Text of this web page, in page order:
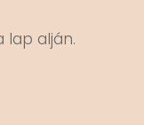
lap alján.